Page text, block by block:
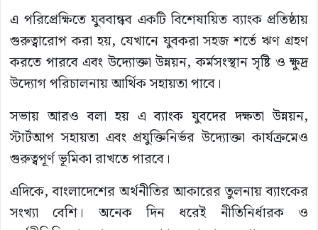
এ পরিপ্রেক্ষিতে যুববান্ধব একটি বিশেষায়িত ব্যাংক প্রতিষ্ঠায়
গুরুত্বারোপ করা হয়, যেখানে যুবকরা সহজ শর্তে ঋণ গ্রহণ
করতে পারবে এবং উদ্যোক্তা উন্নয়ন, কর্মসংস্থান সৃষ্টি ও ক্ষুদ্র
উদ্যোগ পরিচালনায় আর্থিক সহায়তা পাবে।
সভায় আরও বলা হয় এ ব্যাংক যুবদের দক্ষতা উন্নয়ন,
স্টার্টআপ সহায়তা এবং প্রযুক্তিনির্ভর উদ্যোক্তা কার্যক্রমেও
গুরুত্বপূর্ণ ভূমিকা রাখতে পারবে।
এদিকে, বাংলাদেশের অর্থনীতির আকারের তুলনায় ব্যাংকের
সংখ্যা বেশি। অনেক দিন ধরেই নীতিনির্ধারক ও